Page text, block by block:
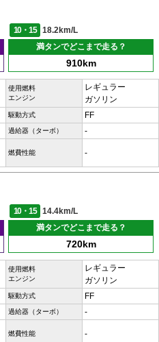
10・15
18.2km/L
満タンでどこまで走る？
910km
使用燃料
エンジン
レギュラー
ガソリン
駆動方式 FF
過給器（ターボ） -
燃費性能 -
10・15
14.4km/L
満タンでどこまで走る？
720km
使用燃料
エンジン
レギュラー
ガソリン
駆動方式 FF
過給器（ターボ） -
燃費性能 -